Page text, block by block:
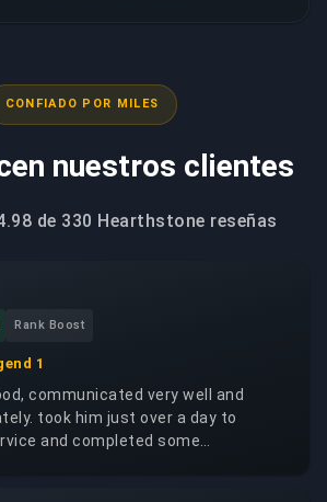
CONFIADO POR MILES
nuestros clientes
de 330 Hearthstone reseñas
Rank Boost
1
communicated very well and
took him just over a day to
and completed some